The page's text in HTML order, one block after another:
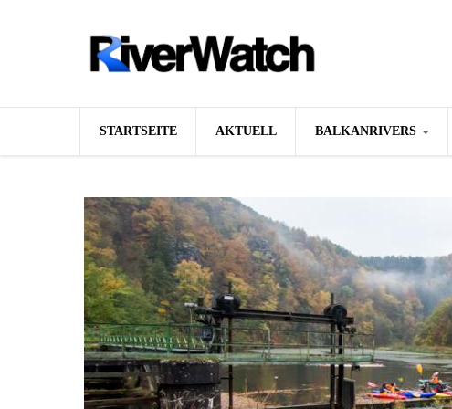
STARTSEITE AKTUELL BALKANRIVERS
Studien
Fotos
Videos
Aktuell